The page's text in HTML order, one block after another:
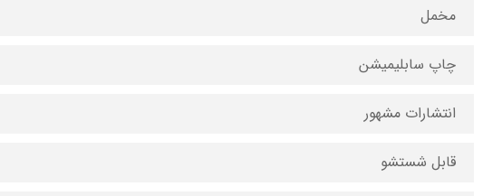
مخمل
چاپ سابلیمیشن
انتشارات مشهور
قابل شستشو